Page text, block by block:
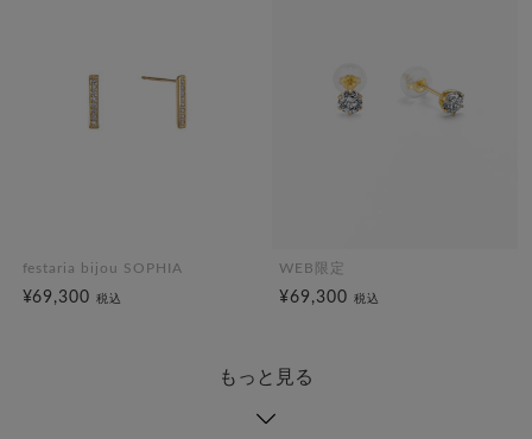
festaria bijou SOPHIA
¥69,300税込
WEB限定
¥69,300 税込
もっと見る